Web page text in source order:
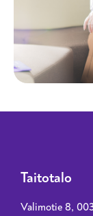
Taitotalo
Valimotie 8,